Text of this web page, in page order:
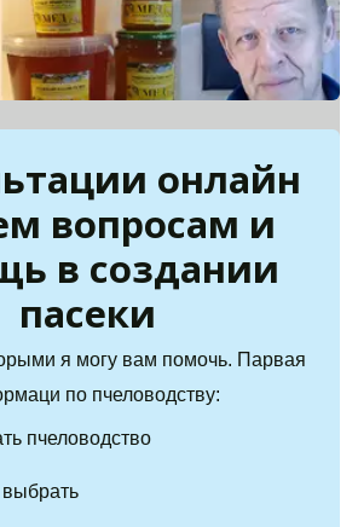
онлайн
вопросам и
в создании
пасеки
я могу вам помочь. Парвая
по пчеловодству:
пчеловодство
выбрать